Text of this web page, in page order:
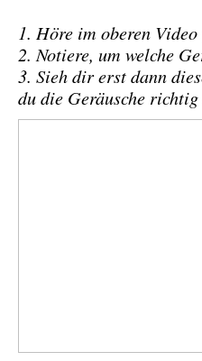
1. Höre im oberen
2. Notiere, um welche
3. Sieh dir erst dann
du die Geräusche